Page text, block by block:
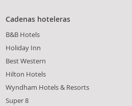
Cadenas hoteleras
B&B Hotels
Holiday Inn
Best Western
Hilton Hotels
Wyndham Hotels & Resorts
Super 8